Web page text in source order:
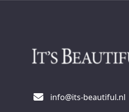
info@its-beautiful.nl